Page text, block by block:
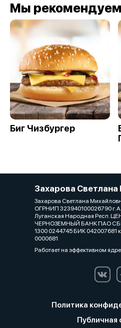
Мы рекомендуем
Биг Чизбургер
Захарова
Захарова Светлана
ОГРНИП 323940100026790 г.
Луганская Народная Респ.
ЧЕРНОЗЕМНЫЙ БАНК ПАО
1300 0244745 БИК 042007681
0000681
Работает на эффективном ядре
Политика
Публичная